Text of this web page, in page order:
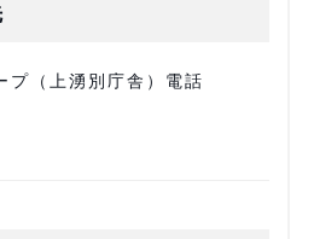
プ（上湧別庁舎）電話